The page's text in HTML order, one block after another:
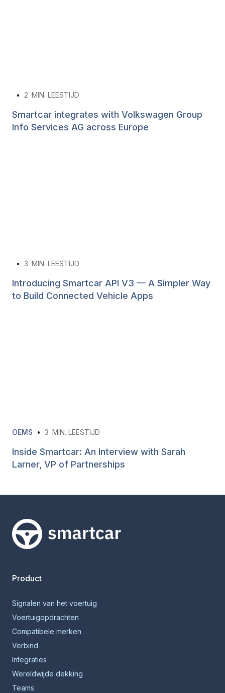
• 2 MIN. LEESTIJD
Smartcar integrates with Volkswagen Group
Info Services AG across Europe
• 3 MIN. LEESTIJD
Introducing Smartcar API V3 — A Simpler Way
to Build Connected Vehicle Apps
OEMS • 3 MIN. LEESTIJD
Inside Smartcar: An Interview with Sarah
Larner, VP of Partnerships
Smartcar-huis
Product
Signalen van het voertuig
Voertuigopdrachten
Compatibele merken
Verbind
Integraties
Wereldwijde dekking
Teams